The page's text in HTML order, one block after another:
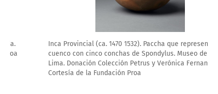
Inca Provincial (ca. 1470 1532). Paccha que representa a un
cuenco con cinco conchas de Spondylus. Museo de Arte de
Lima. Donación Colección Petrus y Verónica Fernandini.
Cortesía de la Fundación Proa